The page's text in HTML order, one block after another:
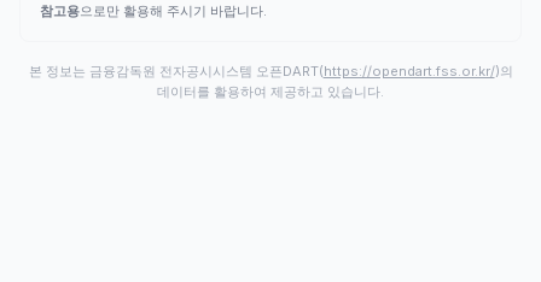
참고용으로만 활용해 주시기 바랍니다.
본 정보는 금융감독원 전자공시시스템 오픈DART(https://opendart.fss.or.kr/)의
데이터를 활용하여 제공하고 있습니다.